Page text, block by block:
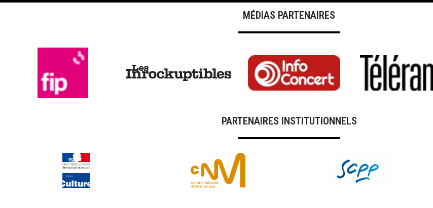
MÉDIAS PARTENAIRES
PARTENAIRES INSTITUTIONNELS